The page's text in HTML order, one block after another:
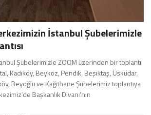
İstanbul Şubelerimizle
Şubelerimizle ZOOM üzerinden bir toplantı
Kadıköy, Beykoz, Pendik, Beşiktaş, Üsküdar,
Beyoğlu ve Kağıthane Şubelerimiz toplantıya
Başkanlık Divanı’nın